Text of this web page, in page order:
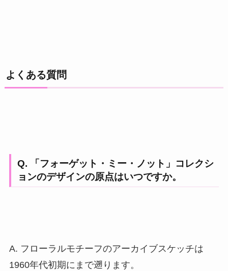
よくある質問
Q. 「フォーゲット・ミー・ノット」コレクシ
ョンのデザインの原点はいつですか。
A. フローラルモチーフのアーカイブスケッチは
1960年代初期にまで遡ります。